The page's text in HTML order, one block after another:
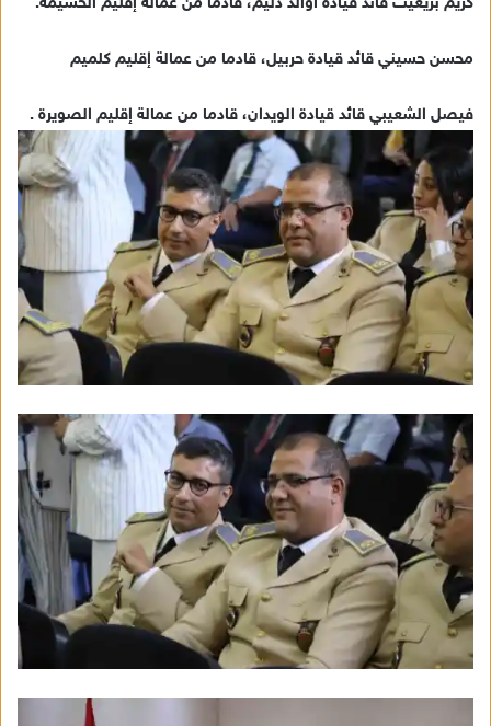
كريم بريغيت قائد قيادة أوالد دليم، قادما من عمالة إقليم الحسيمة.
محسن حسيني قائد قيادة حربيل، قادما من عمالة إقليم كلميم
فيصل الشعيبي قائد قيادة الويدان، قادما من عمالة إقليم الصويرة .